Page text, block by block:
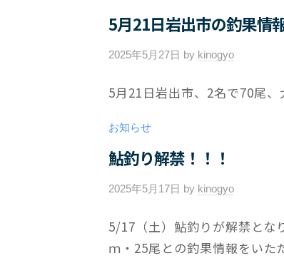
ト
5月21日岩出市の釣果情
2025年5月27日 by kinogyo
件
5月21日岩出市、2名で70尾、
お知らせ
鮎釣り解禁！！！
2025年5月17日 by kinogyo
件
の
5/17（土）鮎釣りが解禁とな
ｍ・25尾との釣果情報をいた